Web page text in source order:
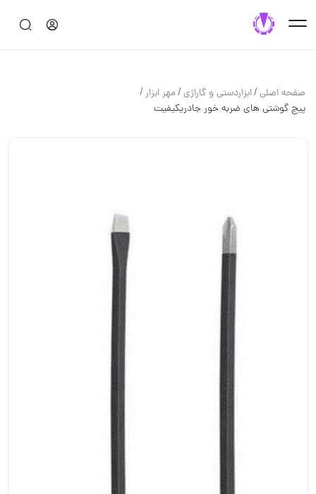
صفحه اصلی/ابزاردستی و گاراژی/مهر ابزار/
پیچ گوشتی های ضربه خور جادریکیفیت